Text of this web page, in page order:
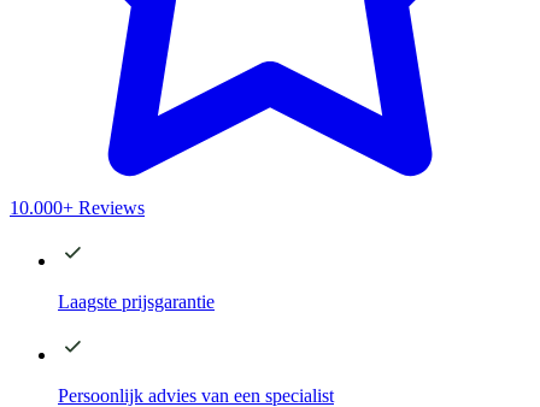
10.000+ Reviews
Laagste prijsgarantie
Persoonlijk advies van een specialist